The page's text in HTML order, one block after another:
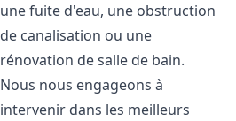
une fuite d'eau, une obstruction
de canalisation ou une
rénovation de salle de bain.
Nous nous engageons à
intervenir dans les meilleurs